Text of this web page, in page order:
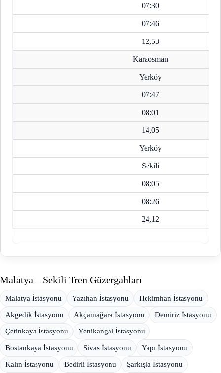
07:30
07:46
12,53
Karaosman
Yerköy
07:47
08:01
14,05
Yerköy
Sekili
08:05
08:26
24,12
Malatya – Sekili Tren Güzergahları
Malatya İstasyonu Yazıhan İstasyonu Hekimhan İstasyonu
Akgedik İstasyonu Akçamağara İstasyonu Demiriz İstasyonu
Çetinkaya İstasyonu Yenikangal İstasyonu
Bostankaya İstasyonu Sivas İstasyonu Yapı İstasyonu
Kalın İstasyonu Bedirli İstasyonu Şarkışla İstasyonu